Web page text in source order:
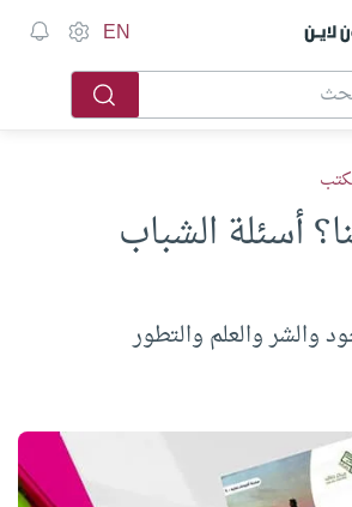
لاين EN
أسئلة الشباب
والشر والعلم والتطور